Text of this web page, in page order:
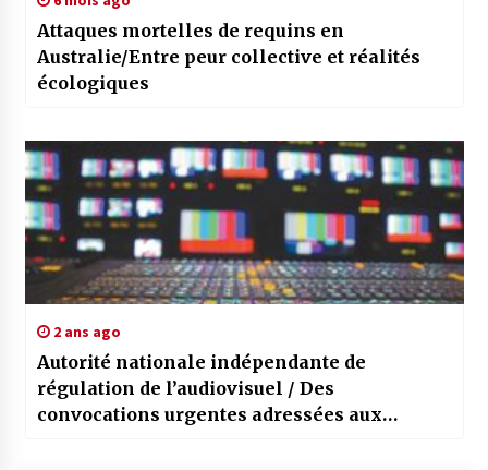
Attaques mortelles de requins en
Australie/Entre peur collective et réalités
écologiques
2 ans ago
Autorité nationale indépendante de
régulation de l’audiovisuel / Des
convocations urgentes adressées aux